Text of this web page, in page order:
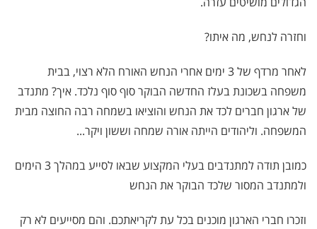
וחזרה לנחש, מה איתו?
לאחר מרדף של 3 ימים אחרי הנחש האורח הלא רצוי, בבית
משפחה בשכונת בעלז החדשה הבוקר סוף סוף נלכד. איך? מתנדב
של ארגון חברים לכד את הנחש והוציאו בשמחה רבה החוצה מבית
המשפחה. וליהודים הייתה אורה שמחה וששון ויקר...
כמובן תודה למתנדבים בעלי המקצוע שבאו לסייע במהלך 3 הימים
ולמתנדב המסור שלכד הבוקר את הנחש
וזכרו חברי הארגון מוכנים בכל עת לקריאתכם. והם מסייעים לא רק